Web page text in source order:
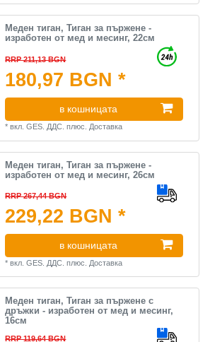
Меден тиган, Тиган за пържене -
изработен от мед и месинг, 22см
RRP 211,13 BGN
180,97 BGN *
в кошницата
*вкл. GES. ДДС. плюс.Доставка
Меден тиган, Тиган за пържене -
изработен от мед и месинг, 26см
RRP 267,44 BGN
229,22 BGN *
в кошницата
*вкл. GES. ДДС. плюс. Доставка
Меден тиган, Тиган за пържене с
дръжки - изработен от мед и месинг,
16см
RRP 119,64 BGN